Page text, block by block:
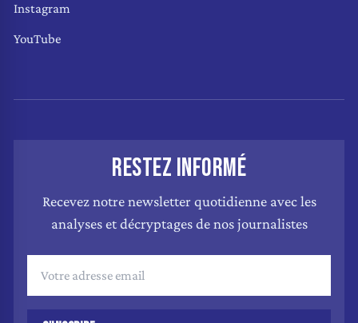
Instagram
YouTube
RESTEZ INFORMÉ
Recevez notre newsletter quotidienne avec les
analyses et décryptages de nos journalistes